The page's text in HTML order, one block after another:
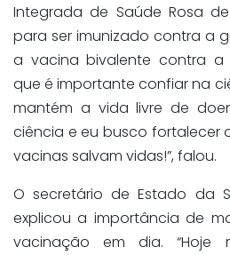
Integrada de Saúde Rosa
para ser imunizado contra a
a vacina bivalente contra a
que é importante confiar na
mantém a vida livre de
ciência e eu busco fortalecer
vacinas salvam vidas!”, falou.
O secretário de Estado da
explicou a importância de
vacinação em dia.